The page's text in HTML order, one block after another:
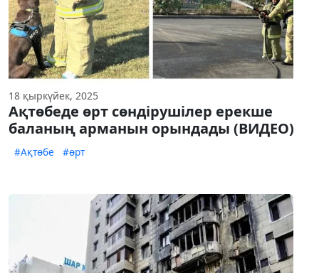
18 қыркүйек, 2025
Ақтөбеде өрт сөндірушілер ерекше
баланың арманын орындады (ВИДЕО)
#Ақтөбе #өрт